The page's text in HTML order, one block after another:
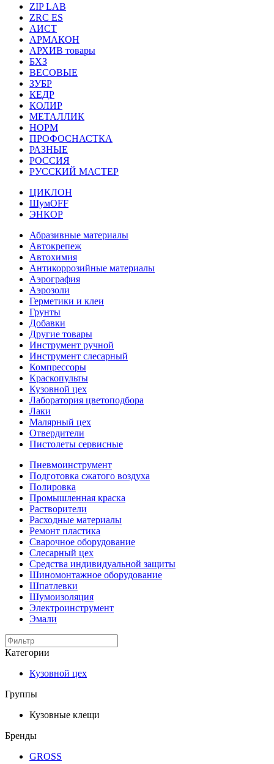
ZIP LAB
ZRC ES
АИСТ
АРМАКОН
АРХИВ товары
БХЗ
ВЕСОВЫЕ
ЗУБР
КЕДР
КОЛИР
МЕТАЛЛИК
НОРМ
ПРОФОСНАСТКА
РАЗНЫЕ
РОССИЯ
РУССКИЙ МАСТЕР
ЦИКЛОН
ШумOFF
ЭНКОР
Абразивные материалы
Автокрепеж
Автохимия
Антикоррозийные материалы
Аэрография
Аэрозоли
Герметики и клеи
Грунты
Добавки
Другие товары
Инструмент ручной
Инструмент слесарный
Компрессоры
Краскопульты
Кузовной цех
Лаборатория цветоподбора
Лаки
Малярный цех
Отвердители
Пистолеты сервисные
Пневмоинструмент
Подготовка сжатого воздуха
Полировка
Промышленная краска
Растворители
Расходные материалы
Ремонт пластика
Сварочное оборудование
Слесарный цех
Средства индивидуальной защиты
Шиномонтажное оборудование
Шпатлевки
Шумоизоляция
Электроинструмент
Эмали
Категории
Кузовной цех
Группы
Кузовные клещи
Бренды
GROSS